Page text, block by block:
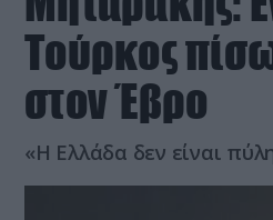
Τούρκος
στον Έβρο
«Η Ελλάδα δεν είναι